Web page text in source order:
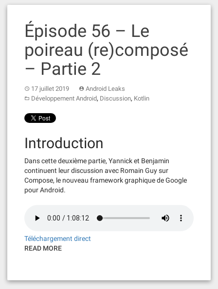
Épisode 56 – Le
poireau (re)composé
– Partie 2
17 juillet 2019
Android Leaks
Développement Android, Discussion, Kotlin
Introduction
Dans cette deuxième partie, Yannick et Benjamin
continuent leur discussion avec Romain Guy sur
Compose, le nouveau framework graphique de Google
pour Android.
Téléchargement direct
READ MORE